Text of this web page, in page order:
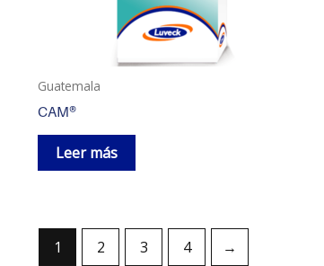
Guatemala
CAM®
Leer más
1 2 3 4 →